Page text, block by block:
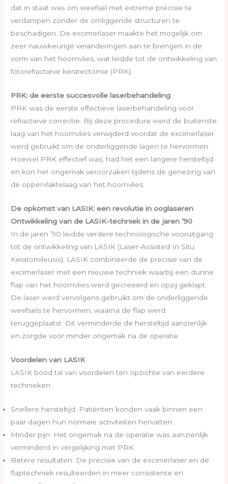
dat in staat was om weefsel met extreme precisie te
verdampen zonder de omliggende structuren te
beschadigen. De excimerlaser maakte het mogelijk om
zeer nauwkeurige veranderingen aan te brengen in de
vorm van het hoornvlies, wat leidde tot de ontwikkeling van
fotorefractieve keratectomie (PRK).
PRK: de eerste succesvolle laserbehandeling
PRK was de eerste effectieve laserbehandeling voor
refractieve correctie. Bij deze procedure werd de buitenste
laag van het hoornvlies verwijderd voordat de excimerlaser
werd gebruikt om de onderliggende lagen te hervormen.
Hoewel PRK effectief was, had het een langere hersteltijd
en kon het ongemak veroorzaken tijdens de genezing van
de oppervlaktelaag van het hoornvlies.
De opkomst van LASIK: een revolutie in ooglaseren
Ontwikkeling van de LASIK-techniek in de jaren ’90
In de jaren ’90 leidde verdere technologische vooruitgang
tot de ontwikkeling van LASIK (Laser-Assisted In Situ
Keratomileusis). LASIK combineerde de precisie van de
excimerlaser met een nieuwe techniek waarbij een dunne
flap van het hoornvlies werd gecreëerd en opzij geklapt.
De laser werd vervolgens gebruikt om de onderliggende
weefsels te hervormen, waarna de flap werd
teruggeplaatst. Dit verminderde de hersteltijd aanzienlijk
en zorgde voor minder ongemak na de operatie.
Voordelen van LASIK
LASIK bood tal van voordelen ten opzichte van eerdere
technieken:
Snellere hersteltijd: Patiënten konden vaak binnen een
paar dagen hun normale activiteiten hervatten.
Minder pijn: Het ongemak na de operatie was aanzienlijk
verminderd in vergelijking met PRK.
Betere resultaten: De precisie van de excimerlaser en de
flaptechniek resulteerden in meer consistente en